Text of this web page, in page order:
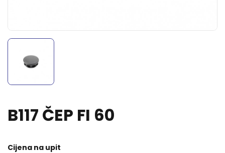
B117 ČEP FI 60
Cijena na upit